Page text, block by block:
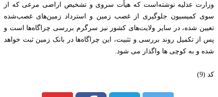
وزارت عدلیه نوشته‌است که هیأت سروی و تشخیص اراضی مرعی که از
سوی کمیسیون جلوگیری از غصب زمین و استرداد زمین‌های غصب‌شده
تعیین شده، در سایر ولایت‌های کشور نیز سرگرم بررسی چراگاه‌ها است و
پس از تکمیل روند بررسی و تثبیت، این چراگاه‌ها در بانک زمین ثبت خواهد
شده و به کوچی ها واگذار می شود.
کد (9)